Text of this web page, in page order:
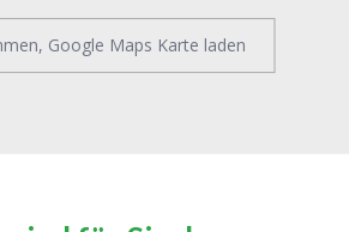
Google Maps Karte laden